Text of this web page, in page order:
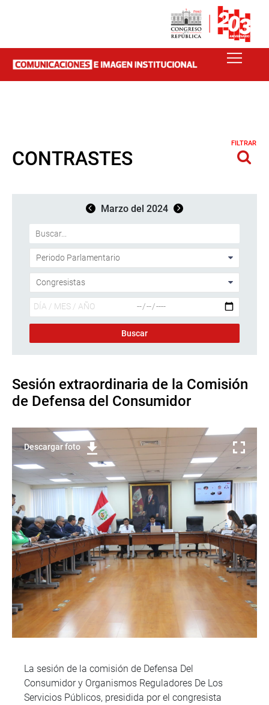
CONTRASTES
FILTRAR
Marzo del 2024
Sesión extraordinaria de la Comisión
de Defensa del Consumidor
Descargar foto
La sesión de la comisión de Defensa Del
Consumidor y Organismos Reguladores De Los
Servicios Públicos, presidida por el congresista